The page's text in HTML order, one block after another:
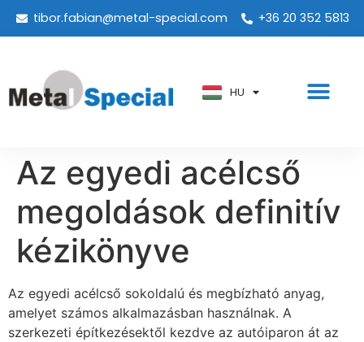
tibor.fabian@metal-special.com +36 20 352 5813
HU
PT
AR
Az egyedi acélcső
megoldások definitív
kézikönyve
Az egyedi acélcső sokoldalú és megbízható anyag,
amelyet számos alkalmazásban használnak. A
szerkezeti építkezésektől kezdve az autóiparon át az